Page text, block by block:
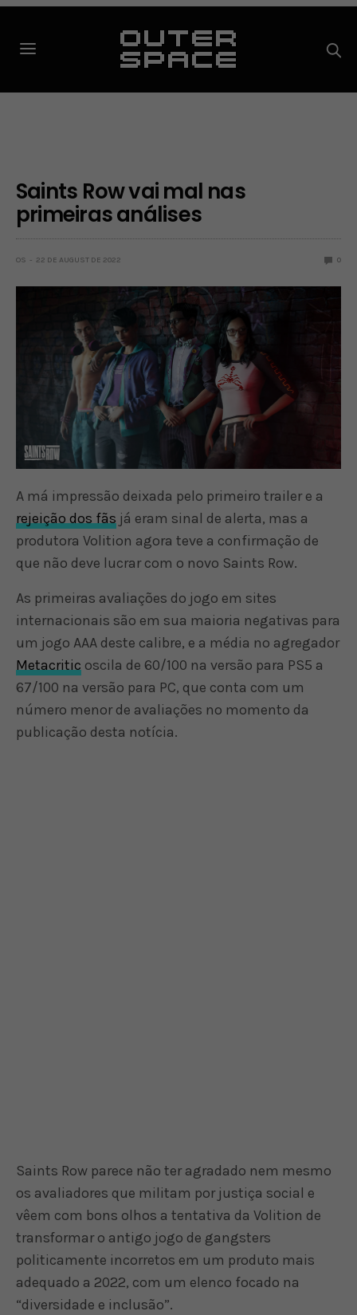
Saints Row vai mal nas
primeiras análises
OS 22 DE AUGUST DE 2022 0
A má impressão deixada pelo primeiro trailer e a
rejeição dos fãs já eram sinal de alerta, mas a
produtora Volition agora teve a confirmação de
que não deve lucrar com o novo Saints Row.
As primeiras avaliações do jogo em sites
internacionais são em sua maioria negativas para
um jogo AAA deste calibre, e a média no agregador
Metacritic oscila de 60/100 na versão para PS5 a
67/100 na versão para PC, que conta com um
número menor de avaliações no momento da
publicação desta notícia.
Saints Row parece não ter agradado nem mesmo
os avaliadores que militam por justiça social e
vêem com bons olhos a tentativa da Volition de
transformar o antigo jogo de gangsters
politicamente incorretos em um produto mais
adequado a 2022, com um elenco focado na
“diversidade e inclusão”.